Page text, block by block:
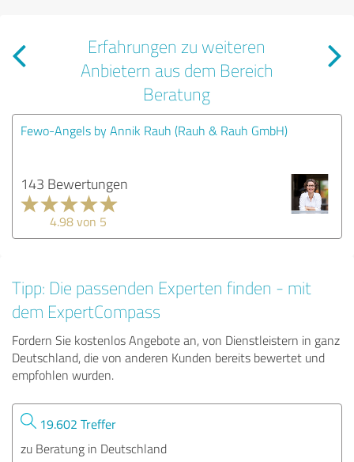
Erfahrungen zu weiteren
Anbietern aus dem Bereich
Beratung
Fewo-Angels by Annik Rauh (Rauh & Rauh GmbH)
143 Bewertungen
4.98 von 5
Tipp: Die passenden Experten finden - mit
dem ExpertCompass
Fordern Sie kostenlos Angebote an, von Dienstleistern in ganz
Deutschland, die von anderen Kunden bereits bewertet und
empfohlen wurden.
19.602 Treffer
zu Beratung in Deutschland